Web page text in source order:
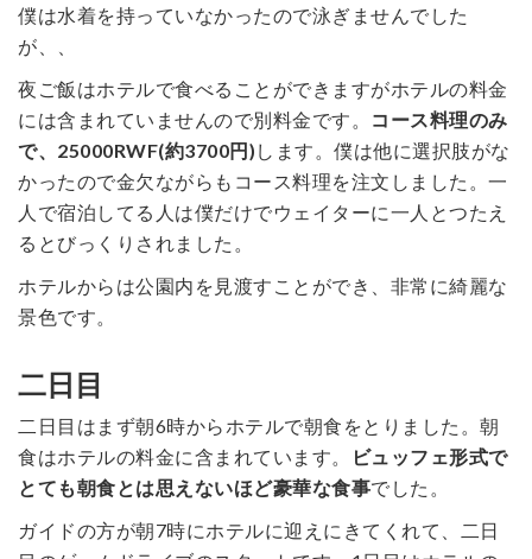
僕は水着を持っていなかったので泳ぎませんでした
が、、
夜ご飯はホテルで食べることができますがホテルの料金
には含まれていませんので別料金です。
コース料理のみ
で、25000RWF(約3700円) します。僕は他に選択肢がな
かったので金欠ながらもコース料理を注文しました。一
人で宿泊してる人は僕だけでウェイターに一人とつたえ
るとびっくりされました。
ホテルからは公園内を見渡すことができ、非常に綺麗な
景色です。
二日目
二日目はまず朝6時からホテルで朝食をとりました。朝
食はホテルの料金に含まれています。
ビュッフェ形式で
とても朝食とは思えないほど豪華な食事でした。
ガイドの方が朝7時にホテルに迎えにきてくれて、二日